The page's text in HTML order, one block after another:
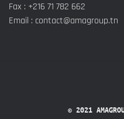
Fax : +216 71 782 662
Email : contact@amagroup.tn
© 2021